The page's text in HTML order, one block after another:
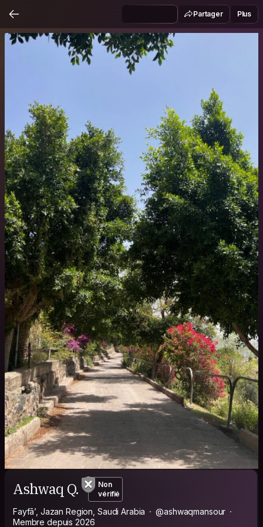
Partager Plus
Ashwaq Q.
Non
vérifié
Fayfā’, Jazan Region, Saudi Arabia
@ashwaqmansour
Membre depuis 2026